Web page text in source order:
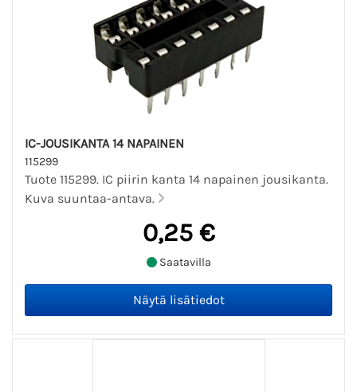
IC-JOUSIKANTA 14 NAPAINEN
115299
Tuote 115299. IC piirin kanta 14 napainen jousikanta.
Kuva suuntaa-antava.
0,25 €
Saatavilla